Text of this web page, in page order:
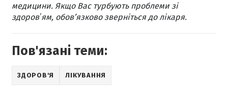
медицини. Якщо Вас турбують проблеми зі
здоровʼям, обов’язково зверніться до лікаря.
Пов'язані теми:
ЗДОРОВ'Я ЛІКУВАННЯ